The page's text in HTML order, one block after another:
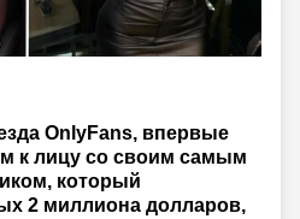
OnlyFans, впервые
к лицу со своим самым
который
2 миллиона долларов,